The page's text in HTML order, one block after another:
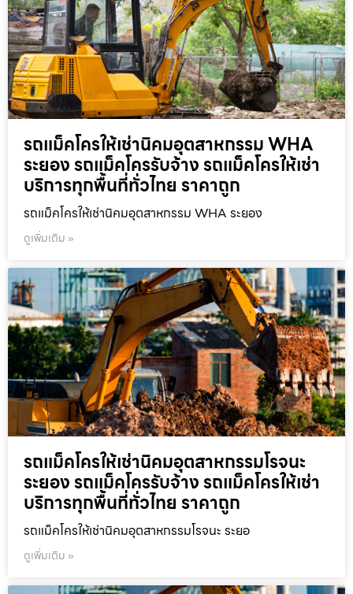
รถแม็คโครให้เช่านิคมอุตสาหกรรม WHA
ระยอง รถแม็คโครรับจ้าง รถแม็คโครให้เช่า
บริการทุกพื้นที่ทั่วไทย ราคาถูก
รถแม็คโครให้เช่านิคมอุตสาหกรรม WHA ระยอง
ดูเพิ่มเติม »
รถแม็คโครให้เช่านิคมอุตสาหกรรมโรจนะ
ระยอง รถแม็คโครรับจ้าง รถแม็คโครให้เช่า
บริการทุกพื้นที่ทั่วไทย ราคาถูก
รถแม็คโครให้เช่านิคมอุตสาหกรรมโรจนะ ระยอ
ดูเพิ่มเติม »